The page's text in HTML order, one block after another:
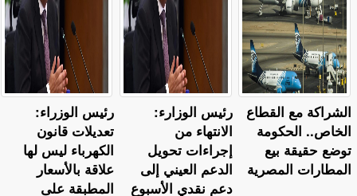
رئيس الوزراء:
تعديلات قانون
الكهرباء ليس لها
علاقة بالأسعار
المطبقة على
رئيس الوزارء:
الانتهاء من
إجراءات تحويل
الدعم العيني إلى
دعم نقدي الأسبوع
الشراكة مع القطاع
الخاص.. الحكومة
توضع حقيقة بيع
المطارات المصرية